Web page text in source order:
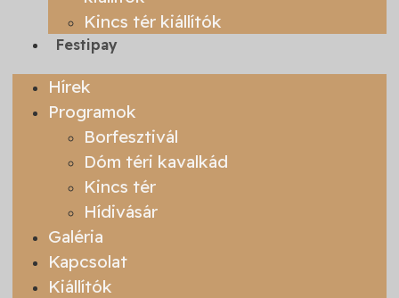
Kincs tér kiállítók
Festipay
Hírek
Programok
Borfesztivál
Dóm téri kavalkád
Kincs tér
Hídivásár
Galéria
Kapcsolat
Kiállítók